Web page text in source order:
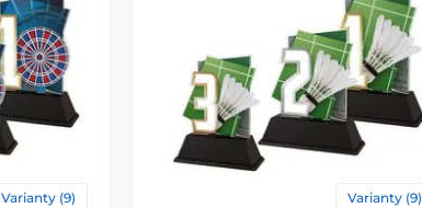
Varianty (9) Varianty (9)